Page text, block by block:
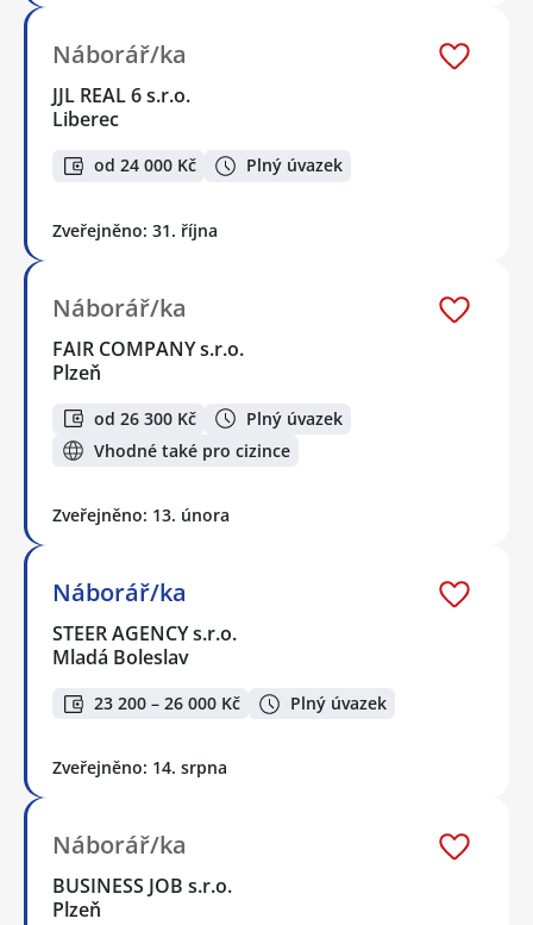
Náborář/ka
JJL REAL 6 s.r.o.
Liberec
od 24 000 Kč Plný úvazek
Zveřejněno: 31. října
Náborář/ka
FAIR COMPANY s.r.o.
Plzeň
od 26 300 Kč
Plný úvazek
Vhodné také pro cizince
Zveřejněno: 13. února
Náborář/ka
STEER AGENCY s.r.o.
Mladá Boleslav
23 200 – 26 000 Kč Plný úvazek
Zveřejněno: 14. srpna
Náborář/ka
BUSINESS JOB s.r.o.
Plzeň